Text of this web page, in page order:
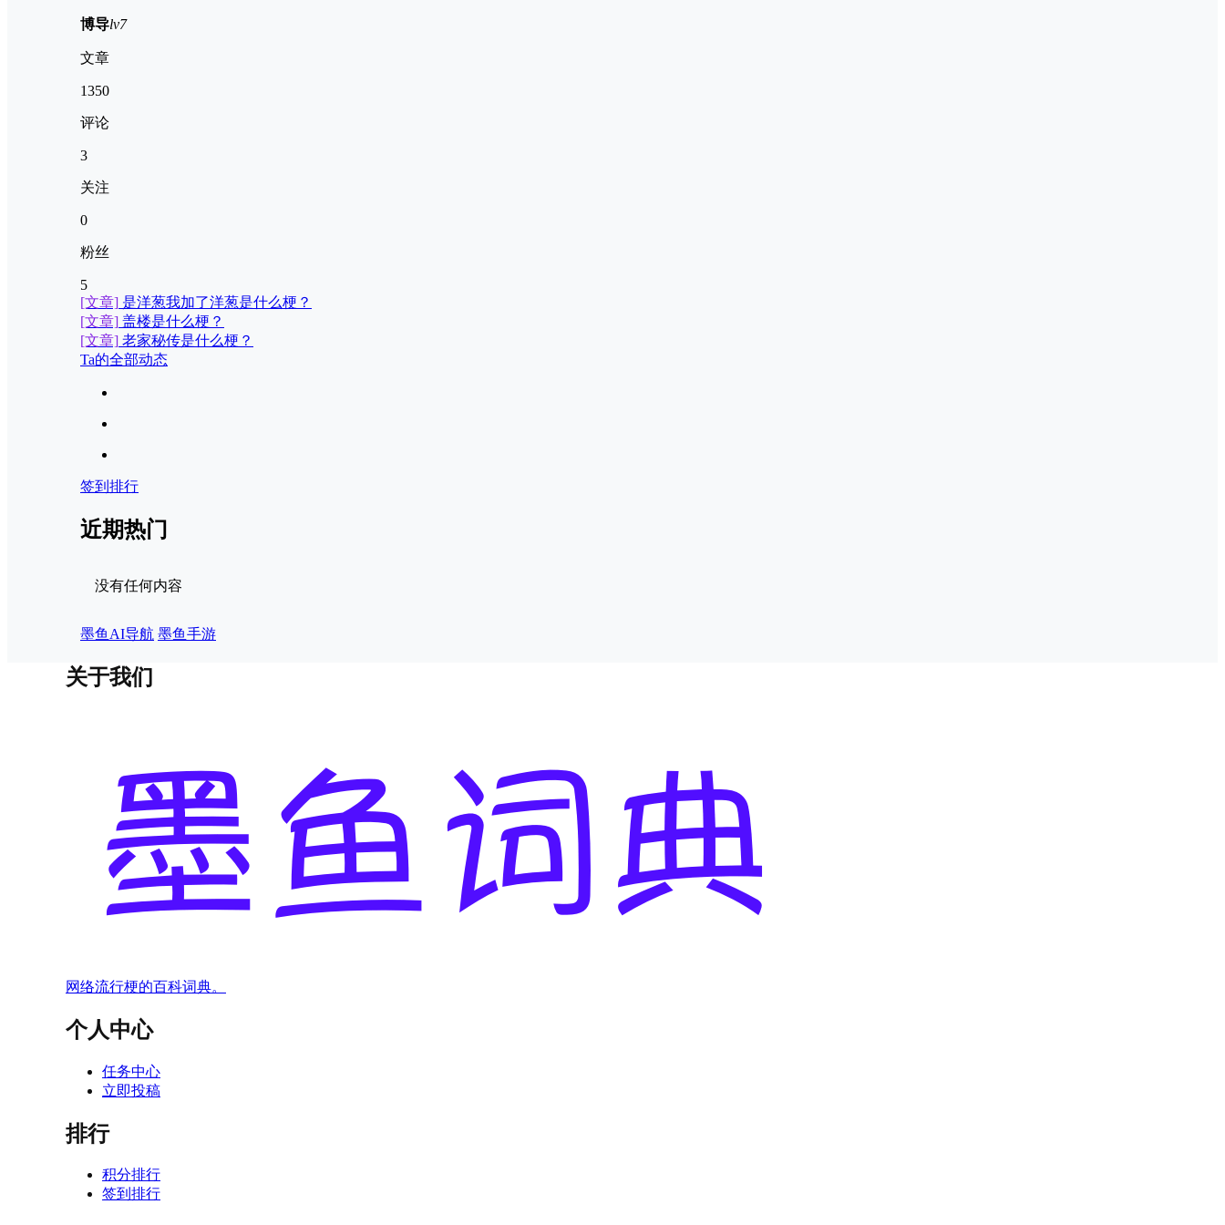
博导lv7
文章
1350
评论
3
关注
0
粉丝
5
[文章] 是洋葱我加了洋葱是什么梗？
[文章] 盖楼是什么梗？
[文章] 老家秘传是什么梗？
Ta的全部动态
签到排行
近期热门
没有任何内容
墨鱼AI导航 墨鱼手游
关于我们
网络流行梗的百科词典。
个人中心
任务中心
立即投稿
排行
积分排行
签到排行